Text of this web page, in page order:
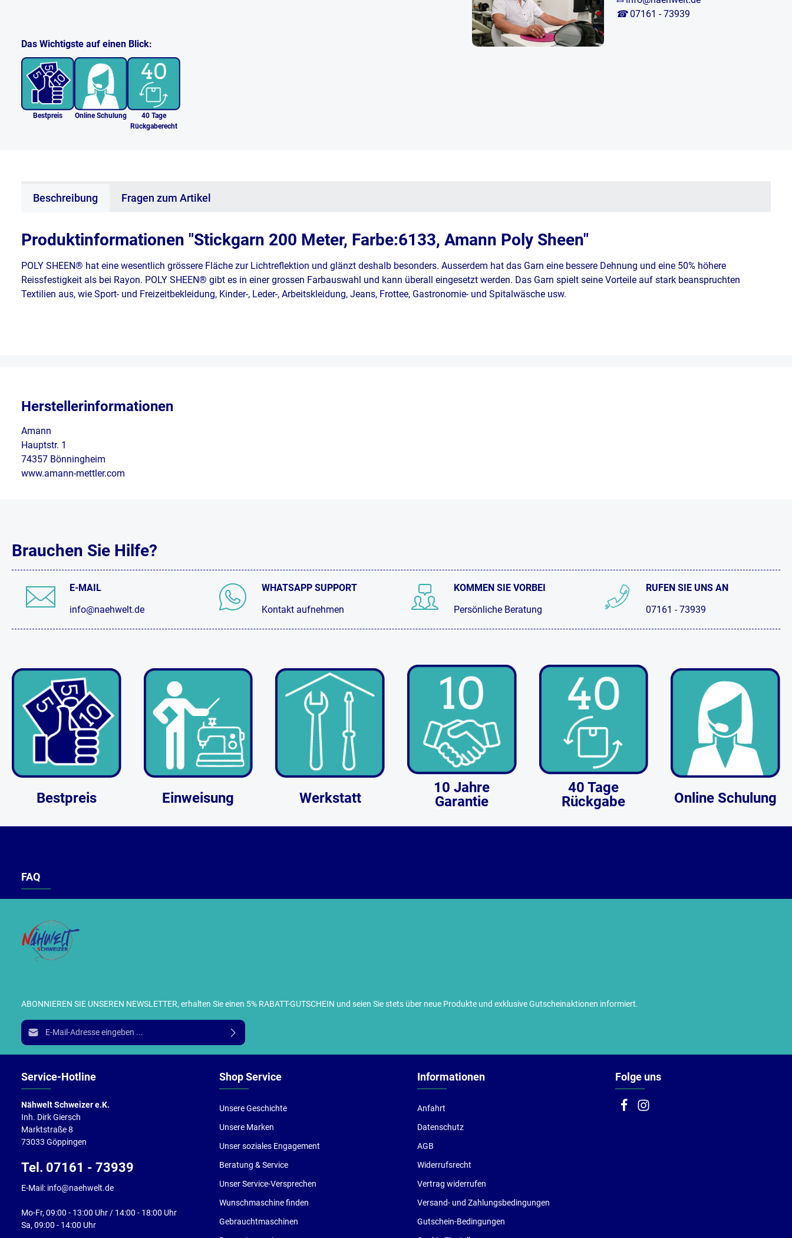
Das Wichtigste auf einen Blick:
Bestpreis Online Schulung
40 Tage
Rückgaberecht
☎ 07161 - 73939
Beschreibung Fragen zum Artikel
Produktinformationen "Stickgarn 200 Meter, Farbe:6133, Amann Poly Sheen"
POLY SHEEN® hat eine wesentlich grössere Fläche zur Lichtreflektion und glänzt deshalb besonders. Ausserdem hat das Garn eine bessere Dehnung und eine 50% höhere
Reissfestigkeit als bei Rayon. POLY SHEEN® gibt es in einer grossen Farbauswahl und kann überall eingesetzt werden. Das Garn spielt seine Vorteile auf stark beanspruchten
Textilien aus, wie Sport- und Freizeitbekleidung, Kinder-, Leder-, Arbeitskleidung, Jeans, Frottee, Gastronomie- und Spitalwäsche usw.
Herstellerinformationen
Amann
Hauptstr. 1
74357 Bönningheim
www.amann-mettler.com
Brauchen Sie Hilfe?
E-MAIL
info@naehwelt.de
WHATSAPP SUPPORT
Kontakt aufnehmen
KOMMEN SIE VORBEI
Persönliche Beratung
RUFEN SIE UNS AN
07161 - 73939
Bestpreis Einweisung Werkstatt
10 Jahre
Garantie
40 Tage
Rückgabe
Online Schulung
ABONNIEREN SIE UNSEREN NEWSLETTER, erhalten Sie einen 5% RABATT-GUTSCHEIN und seien Sie stets über neue Produkte und exklusive Gutscheinaktionen informiert.
E-Mail-Adresse*
Folge uns
Service-Hotline
Nähwelt Schweizer e.K.
Inh. Dirk Giersch
Marktstraße 8
73033 Göppingen
Tel. 07161 - 73939
E-Mail: info@naehwelt.de
Mo-Fr, 09:00 - 13:00 Uhr / 14:00 - 18:00 Uhr
Sa, 09:00 - 14:00 Uhr
Shop Service
Unsere Geschichte
Unsere Marken
Unser soziales Engagement
Beratung & Service
Unser Service-Versprechen
Wunschmaschine finden
Gebrauchtmaschinen
Informationen
Anfahrt
Datenschutz
AGB
Widerrufsrecht
Vertrag widerrufen
Versand- und Zahlungsbedingungen
Gutschein-Bedingungen
FAQ